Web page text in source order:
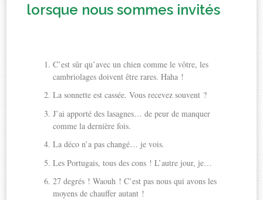
lorsque nous sommes invités
C’est sûr qu’avec un chien comme le vôtre, les
cambriolages doivent être rares. Haha !
La sonnette est cassée. Vous recevez souvent ?
J’ai apporté des lasagnes… de peur de manquer
comme la dernière fois.
La déco n’a pas changé… je vois.
Les Portugais, tous des cons ! L’autre jour, je…
27 degrés ! Waouh ! C’est pas nous qui avons les
moyens de chauffer autant !